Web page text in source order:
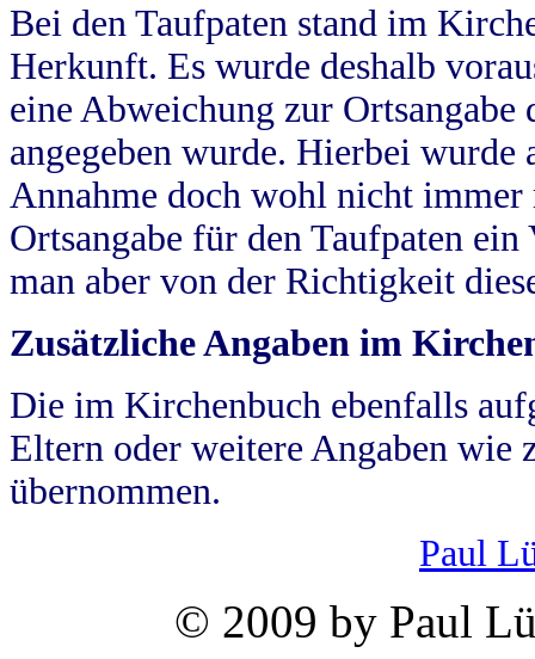
Bei den Taufpaten stand im
Herkunft. Es wurde deshalb
eine Abweichung zur
angegeben wurde. Hierbei wurde
Annahme doch wohl nicht
Ortsangabe für den Taufpaten
man aber von der Richtigkeit
Zusätzliche Angaben im
Die im Kirchenbuch ebenfalls
Eltern oder weitere Angaben wie
übernommen.
Paul
© 2009 by Paul